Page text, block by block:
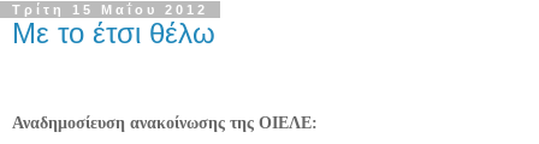
Τρίτη 15 Μαΐου 2012
Με το έτσι θέλω
Αναδημοσίευση ανακοίνωσης της ΟΙΕΛΕ: